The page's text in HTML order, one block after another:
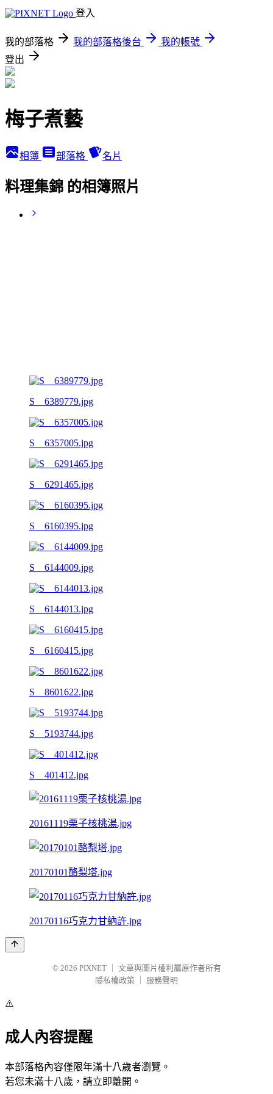
登入
我的部落格 我的部落格後台
我的帳號
登出
梅子煮藝
相簿 部落格 名片
料理集錦 的相簿照片
S__6389779.jpg
S__6357005.jpg
S__6291465.jpg
S__6160395.jpg
S__6144009.jpg
S__6144013.jpg
S__6160415.jpg
S__8601622.jpg
S__5193744.jpg
S__401412.jpg
20161119栗子核桃湯.jpg
20170101酪梨塔.jpg
20170116巧克力甘納許.jpg
© 2026 PIXNET
文章與圖片權利屬原作者所有
隱私權政策
服務聲明
⚠️
成人內容提醒
本部落格內容僅限年滿十八歲者瀏覽。
若您未滿十八歲，請立即離開。